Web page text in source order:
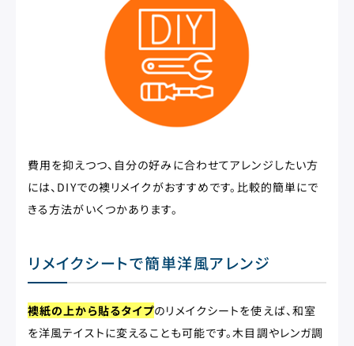
費用を抑えつつ、自分の好みに合わせてアレンジしたい方
には、DIYでの襖リメイクがおすすめです。比較的簡単にで
きる方法がいくつかあります。
リメイクシートで簡単洋風アレンジ
襖紙の上から貼るタイプのリメイクシートを使えば、和室
を洋風テイストに変えることも可能です。木目調やレンガ調